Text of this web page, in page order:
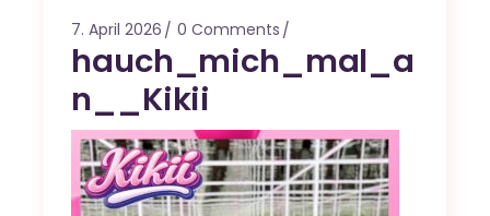
7. April 2026 0 Comments
hauch_mich_mal_a
n__Kikii